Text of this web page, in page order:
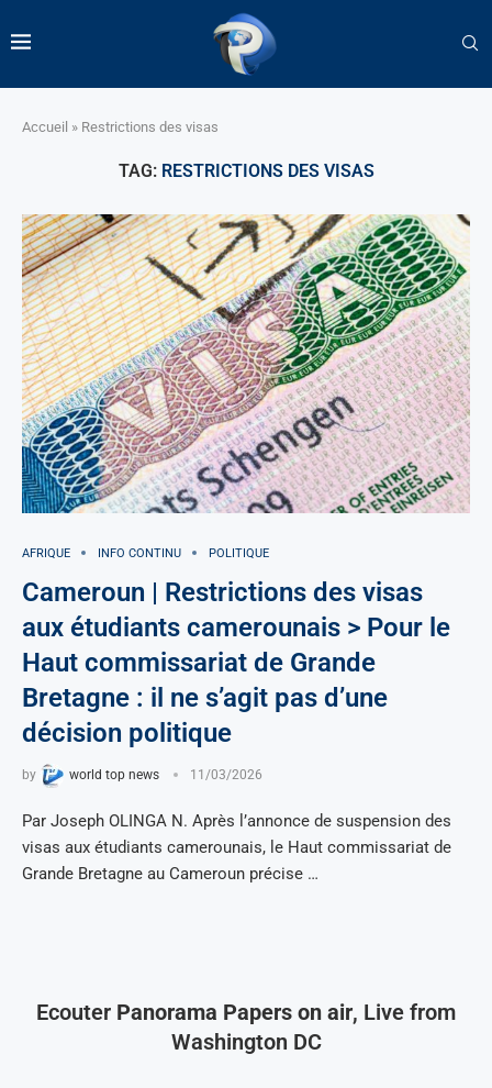
Accueil » Restrictions des visas
TAG: RESTRICTIONS DES VISAS
AFRIQUE INFO CONTINU POLITIQUE
Cameroun | Restrictions des visas
aux étudiants camerounais > Pour le
Haut commissariat de Grande
Bretagne : il ne s’agit pas d’une
décision politique
by world top news 11/03/2026
Par Joseph OLINGA N. Après l’annonce de suspension des
visas aux étudiants camerounais, le Haut commissariat de
Grande Bretagne au Cameroun précise …
Ecouter Panorama Papers on air, Live from
Washington DC